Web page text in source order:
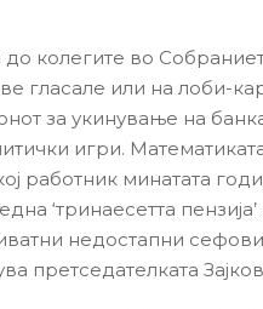
до колегите во
гласале или на лоби-
за укинување на
игри.
работник минатата
‘тринаесетта
недостапни
претседателката